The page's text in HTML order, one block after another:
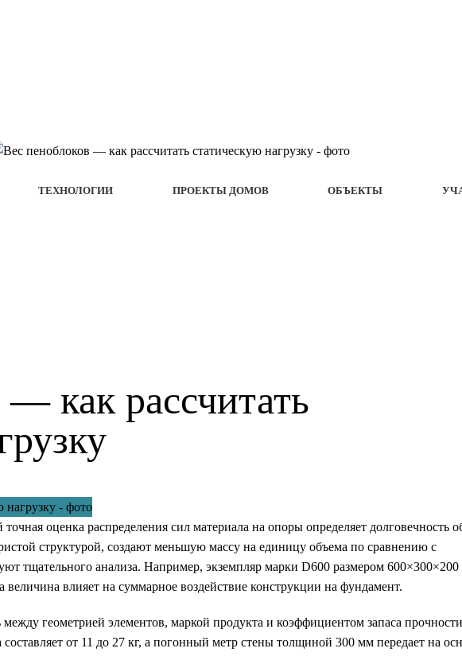
ТЕХНОЛОГИИ ПРОЕКТЫ ДОМОВ ОБЪЕКТЫ
как рассчитать
оценка распределения сил материала на опоры определяет долговечность
структурой, создают меньшую массу на единицу объема по сравнению с
тщательного анализа. Например, экземпляр марки D600 размером
величина влияет на суммарное воздействие конструкции на фундамент.
геометрией элементов, маркой продукта и коэффициентом запаса
от 11 до 27 кг, а погонный метр стены толщиной 300 мм передает на